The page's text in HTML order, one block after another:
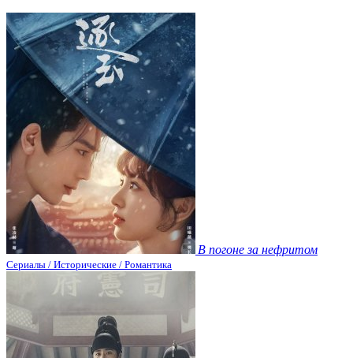
В погоне за нефритом
Сериалы / Исторические / Романтика